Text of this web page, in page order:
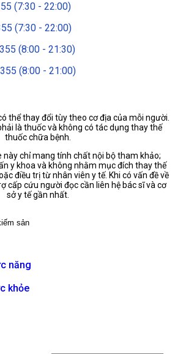
(7:30 - 22:00)
(7:30 - 22:00)
(8:00 - 21:30)
(8:00 - 21:00)
thể thay đổi tùy theo cơ địa của mỗi người.
là thuốc và không có tác dụng thay thế
thuốc chữa bệnh.
chỉ mang tính chất nội bộ tham khảo;
y khoa và không nhằm mục đích thay thế
điều trị từ nhân viên y tế. Khi có vấn đề về
cấp cứu người đọc cần liên hệ bác sĩ và cơ
sở y tế gần nhất.
năng
khỏe